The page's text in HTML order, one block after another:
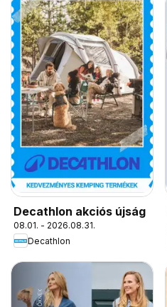
Decathlon akciós újság
08.01. - 2026.08.31.
Decathlon